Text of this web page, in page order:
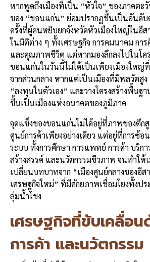
หากพูดถึงเมืองที่เป็น “หัวใจ” ของภาคตะ
ของ “ขอนแก่น” ย่อมปรากฏขึ้นเป็นอันดับ
ครั้งที่ผู้คนหยิบยกจังหวัดหัวเมืองใหญ่ในอี
ในมิติต่าง ๆ ทั้งเศรษฐกิจ การคมนาคม กา
และคุณภาพชีวิต แต่หากมองลึกลงไปในโค
ขอนแก่นในวันนี้ไม่ได้เป็นเพียงเมืองใหญ่
จากส่วนกลาง หากแต่เป็นเมืองที่มีพลวัตสู
“ลงทุนในตัวเอง” และวางโครงสร้างพื้นฐ
ขึ้นเป็นเมืองแห่งอนาคตของภูมิภาค
จุดแข็งของขอนแก่นไม่ได้อยู่ที่ภาพของตึก
ศูนย์การค้าเพียงอย่างเดียว แต่อยู่ที่การซ้
ระบบ ทั้งการศึกษา การแพทย์ การค้า บริกา
สร้างสรรค์ และนวัตกรรมชีวภาพ จนทำให้
เปลี่ยนบทบาทจาก “เมืองศูนย์กลางของอีส
เศรษฐกิจใหม่” ที่มีศักยภาพเชื่อมโยงทั้งป
ลุ่มน้ำโขง
เศรษฐกิจที่ขับเคลื่อน
การค้า และนวัตกรรม